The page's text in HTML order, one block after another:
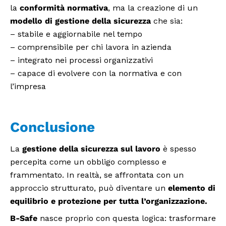
la conformità normativa, ma la creazione di un
modello di gestione della sicurezza che sia:
– stabile e aggiornabile nel tempo
– comprensibile per chi lavora in azienda
– integrato nei processi organizzativi
– capace di evolvere con la normativa e con
l’impresa
Conclusione
La gestione della sicurezza sul lavoro è spesso
percepita come un obbligo complesso e
frammentato. In realtà, se affrontata con un
approccio strutturato, può diventare un elemento di
equilibrio e protezione per tutta l’organizzazione.
B-Safe nasce proprio con questa logica: trasformare